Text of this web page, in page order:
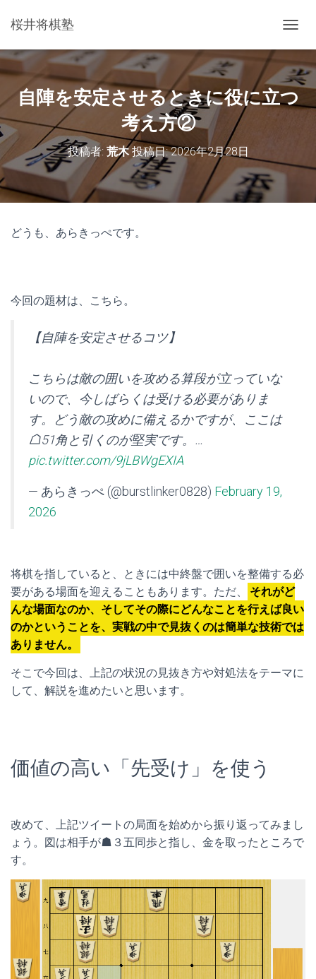
桜井将棋塾
ビ
ー
シ
ョ
替
自陣を安定させるときに役に立つ
考え方②
投稿者: 荒木投稿日:2026年2月28日
どうも、あらきっぺです。
今回の題材は、こちら。
【自陣を安定させるコツ】
こちらは敵の囲いを攻める算段が立っていな
いので、今しばらくは受ける必要がありま
す。どう敵の攻めに備えるかですが、ここは
☖51角と引くのが堅実です。…
pic.twitter.com/9jLBWgEXIA
— あらきっぺ (@burstlinker0828) February 19,
2026
将棋を指していると、ときには中終盤で囲いを整備する必
要がある場面を迎えることもあります。ただ、
それがど
んな場面なのか、そしてその際にどんなことを行えば良い
のかということを、実戦の中で見抜くのは簡単な技術では
ありません。
そこで今回は、上記の状況の見抜き方や対処法をテーマに
して、解説を進めたいと思います。
価値の高い「先受け」を使う
改めて、上記ツイートの局面を始めから振り返ってみまし
ょう。図は相手が☗３五同歩と指し、金を取ったところで
す。